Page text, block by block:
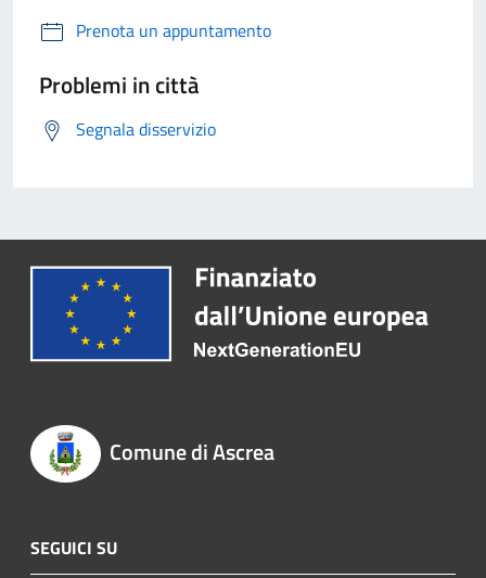
Prenota un appuntamento
Problemi in città
Segnala disservizio
Comune di Ascrea
SEGUICI SU